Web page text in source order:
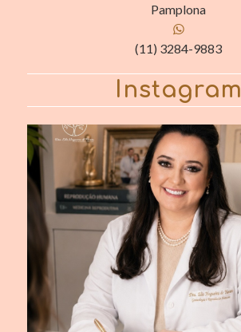
Pamplona
(11) 3284-9883
Instagram